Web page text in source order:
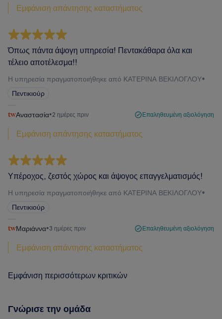
Εμφάνιση απάντησης καταστήματος
Όπως πάντα άψογη υπηρεσία! Πεντακάθαρα όλα και
τέλειο αποτέλεσμα!!
Η υπηρεσία πραγματοποιήθηκε από ΚΑΤΕΡΙΝΑ ΒΕΚΙΛΟΓΛΟΥ•
Πεντικιούρ
Αναστασία•2 ημέρες πριν Επαληθευμένη αξιολόγηση
Εμφάνιση απάντησης καταστήματος
Υπέροχος, ζεστός χώρος και άψογος επαγγελματισμός!
Η υπηρεσία πραγματοποιήθηκε από ΚΑΤΕΡΙΝΑ ΒΕΚΙΛΟΓΛΟΥ•
Πεντικιούρ
Μαριάννα•3 ημέρες πριν Επαληθευμένη αξιολόγηση
Εμφάνιση απάντησης καταστήματος
Εμφάνιση περισσότερων κριτικών
Γνώρισε την ομάδα